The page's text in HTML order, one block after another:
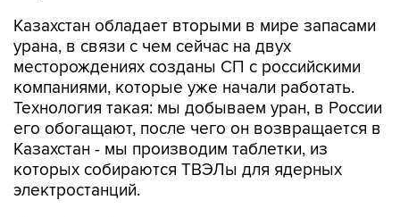
Казахстан обладает вторыми в мире запасами
урана, в связи с чем сейчас на двух
месторождениях созданы СП с российскими
компаниями, которые уже начали работать.
Технология такая: мы добываем уран, в России
его обогащают, после чего он возвращается в
Казахстан - мы производим таблетки, из
которых собираются ТВЭЛы для ядерных
электростанций.